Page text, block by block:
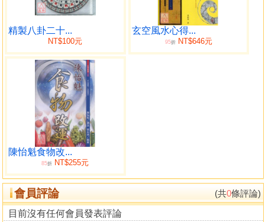
精製八卦二十...
NT$100元
玄空風水心得...
95折NT$646元
陳怡魁食物改...
85折 NT$255元
會員評論 (共0條評論)
目前沒有任何會員發表評論